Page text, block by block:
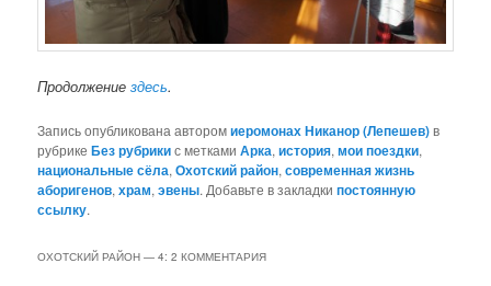
Продолжениездесь.
Запись опубликована авторомиеромонах Никанор (Лепешев)в
рубрикеБез рубрикис меткамиАрка,история,мои поездки,
национальные сёла,Охотский район,современная жизнь
аборигенов,храм,эвены. Добавьте в закладкипостоянную
ссылку.
ОХОТСКИЙ РАЙОН — 4: 2 КОММЕНТАРИЯ